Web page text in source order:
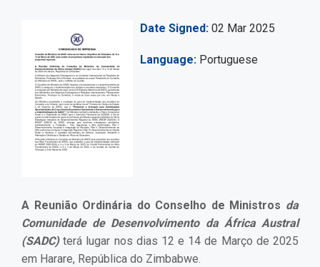
Date Signed 02 Mar 2025
Language Portuguese
A Reunião Ordinária do Conselho de Ministros da
Comunidade de Desenvolvimento da África Austral
(SADC)terá lugar nos dias 12 e 14 de Março de 2025
em Harare, República do Zimbabwe.